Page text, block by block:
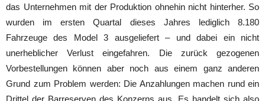
das Unternehmen mit der Produktion ohnehin nicht hinterher. So
wurden im ersten Quartal dieses Jahres lediglich 8.180
Fahrzeuge des Model 3 ausgeliefert – und dabei ein nicht
unerheblicher Verlust eingefahren. Die zurück gezogenen
Vorbestellungen können aber noch aus einem ganz anderen
Grund zum Problem werden: Die Anzahlungen machen rund ein
Drittel der Barreserven des Konzerns aus. Es handelt sich also